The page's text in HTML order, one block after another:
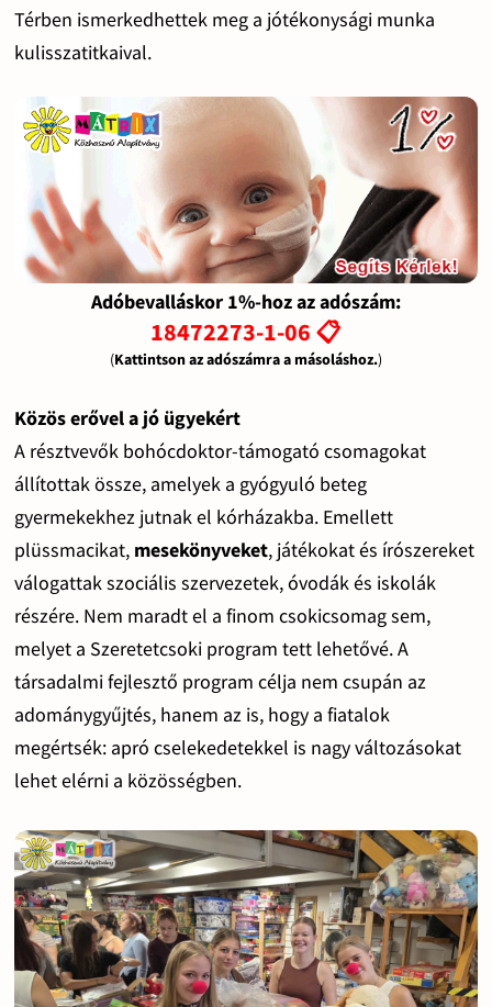
Térben ismerkedhettek meg a jótékonysági munka
kulisszatitkaival.
Adóbevalláskor 1%-hoz az adószám:
18472273-1-06 📋
(Kattintson az adószámra a másoláshoz.)
Közös erővel a jó ügyekért
A résztvevők bohócdoktor-támogató csomagokat
állítottak össze, amelyek a gyógyuló beteg
gyermekekhez jutnak el kórházakba. Emellett
plüssmacikat, mesekönyveket, játékokat és írószereket
válogattak szociális szervezetek, óvodák és iskolák
részére. Nem maradt el a finom csokicsomag sem,
melyet a Szeretetcsoki program tett lehetővé. A
társadalmi fejlesztő program célja nem csupán az
adománygyűjtés, hanem az is, hogy a fiatalok
megértsék: apró cselekedetekkel is nagy változásokat
lehet elérni a közösségben.